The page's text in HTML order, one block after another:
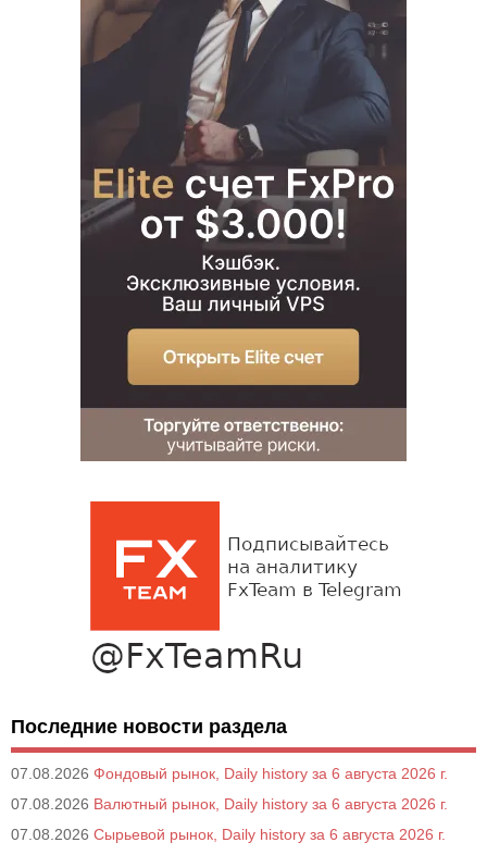
Последние новости раздела
07.08.2026 Фондовый рынок, Daily history за 6 августа 2026 г.
07.08.2026 Валютный рынок, Daily history за 6 августа 2026 г.
07.08.2026 Сырьевой рынок, Daily history за 6 августа 2026 г.